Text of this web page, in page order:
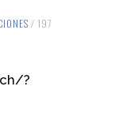
/ 197
?